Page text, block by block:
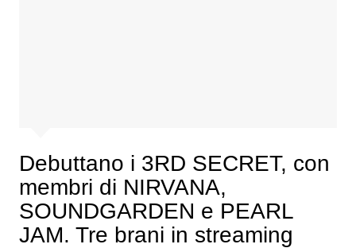
Debuttano i 3RD SECRET, con
membri di NIRVANA,
SOUNDGARDEN e PEARL
JAM. Tre brani in streaming